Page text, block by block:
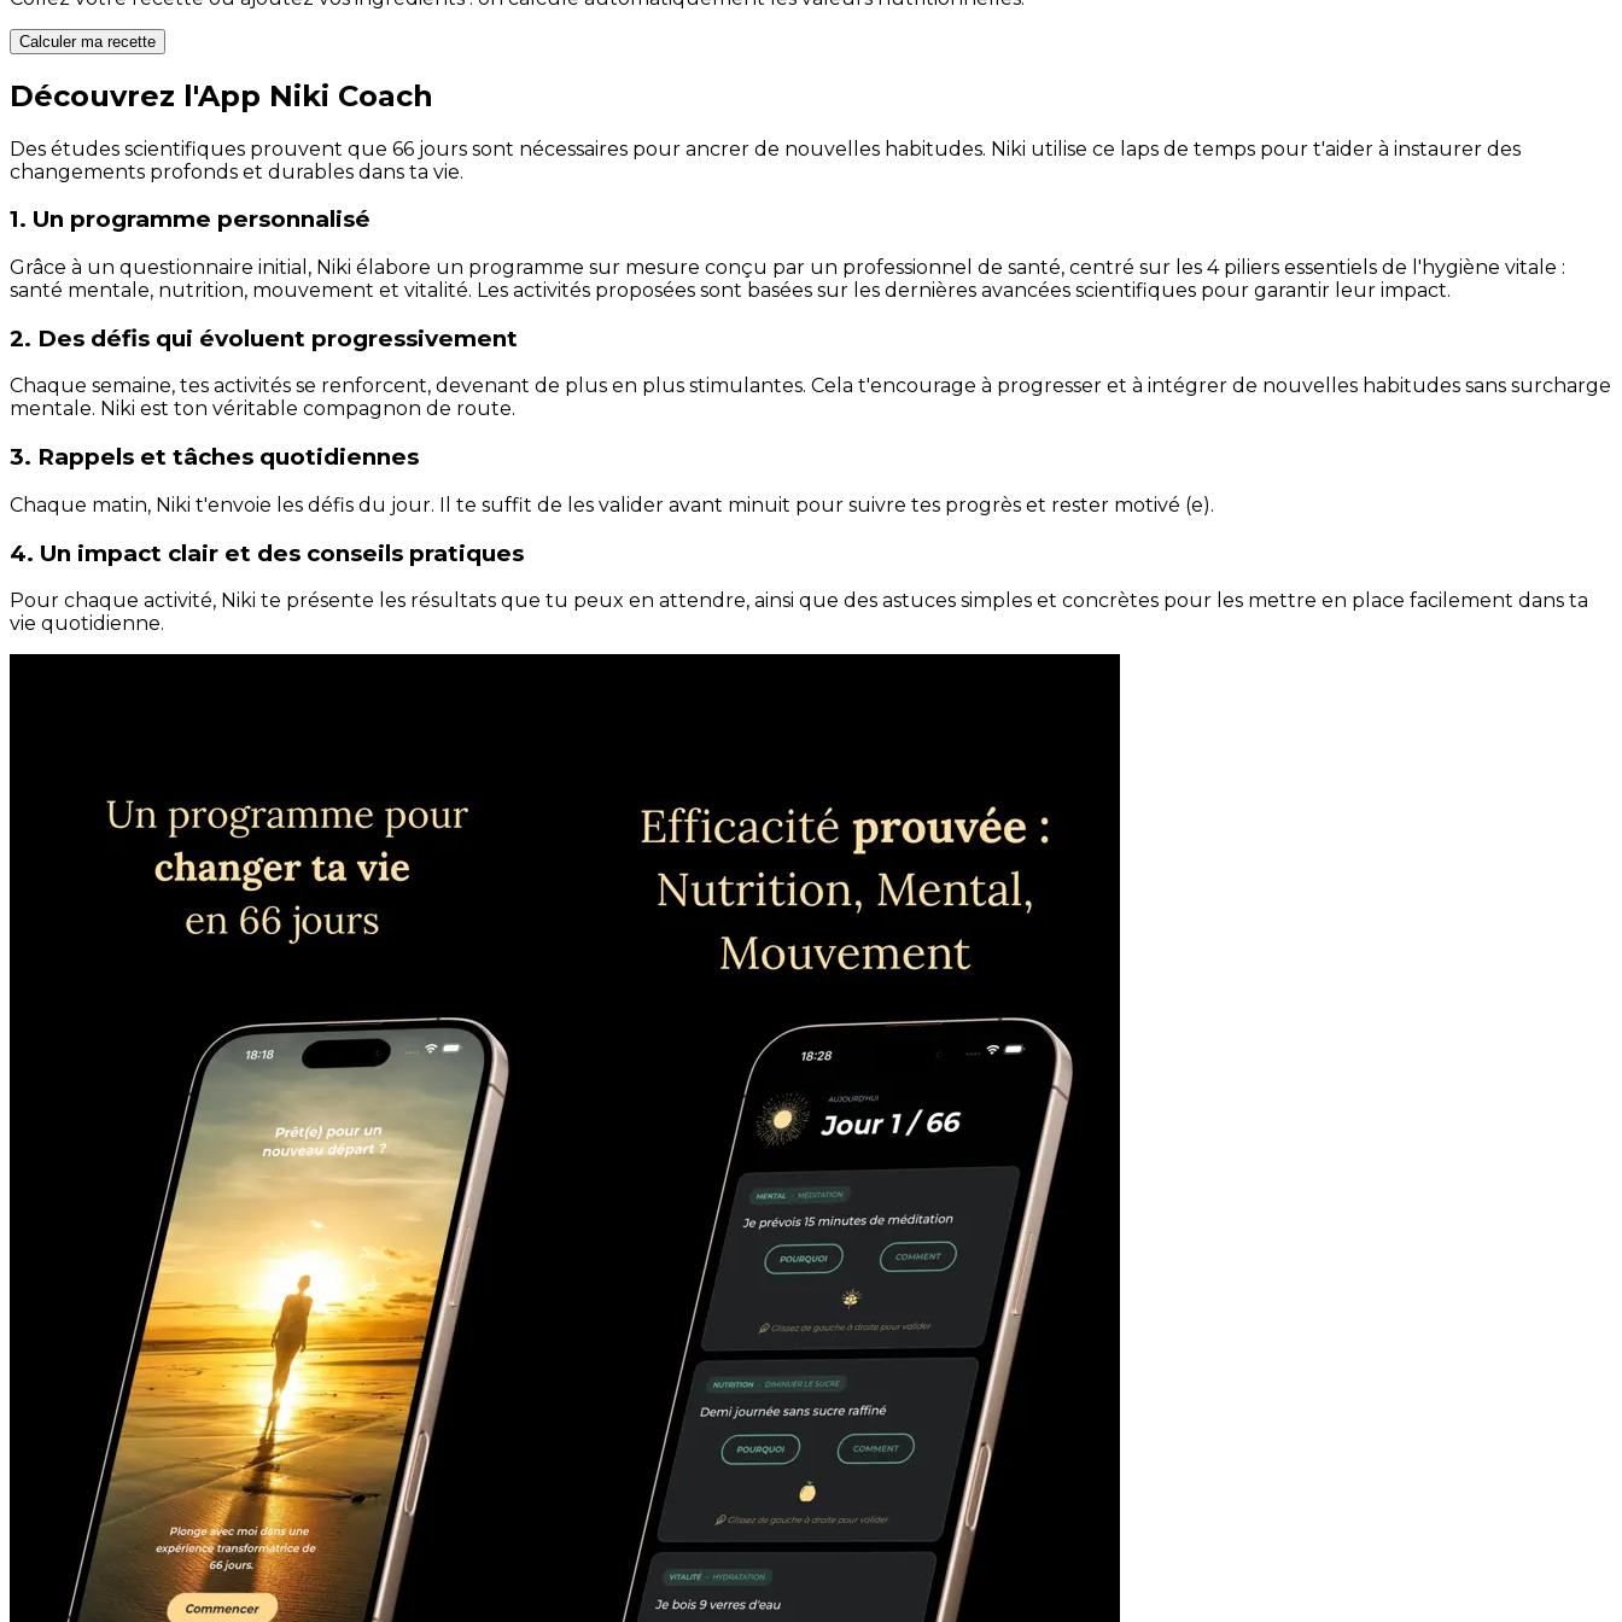
Calculer ma recette
Découvrez l'App Niki Coach
Des études scientifiques prouvent que 66 jours sont nécessaires pour ancrer de nouvelles habitudes. Niki utilise ce laps de temps pour t'aider à instaurer des
changements profonds et durables dans ta vie.
1. Un programme personnalisé
Grâce à un questionnaire initial, Niki élabore un programme sur mesure conçu par un professionnel de santé, centré sur les 4 piliers essentiels de l'hygiène vitale :
santé mentale, nutrition, mouvement et vitalité. Les activités proposées sont basées sur les dernières avancées scientifiques pour garantir leur impact.
2. Des défis qui évoluent progressivement
Chaque semaine, tes activités se renforcent, devenant de plus en plus stimulantes. Cela t'encourage à progresser et à intégrer de nouvelles habitudes sans surcharge
mentale. Niki est ton véritable compagnon de route.
3. Rappels et tâches quotidiennes
Chaque matin, Niki t'envoie les défis du jour. Il te suffit de les valider avant minuit pour suivre tes progrès et rester motivé (e).
4. Un impact clair et des conseils pratiques
Pour chaque activité, Niki te présente les résultats que tu peux en attendre, ainsi que des astuces simples et concrètes pour les mettre en place facilement dans ta
vie quotidienne.